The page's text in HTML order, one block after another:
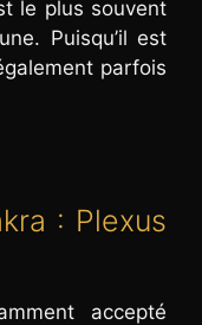
le plus souvent
Puisqu’il est
parfois
: Plexus
accepté